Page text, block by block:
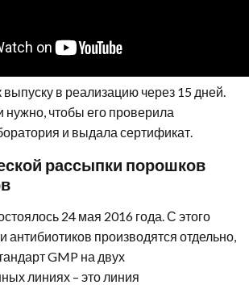
выпуску в реализацию через 15 дней.
нужно, чтобы его проверила
и выдала сертификат.
рассыпки порошков
24 мая 2016 года. С этого
производятся отдельно,
GMP на двух
линиях – это линия